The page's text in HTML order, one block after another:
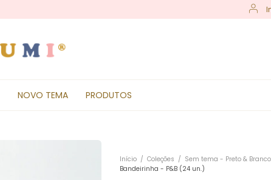
NOVO TEMA PRODUTOS
Início / Coleções / Sem tema - Preto & Branco
Bandeirinha - P&B (24 un.)